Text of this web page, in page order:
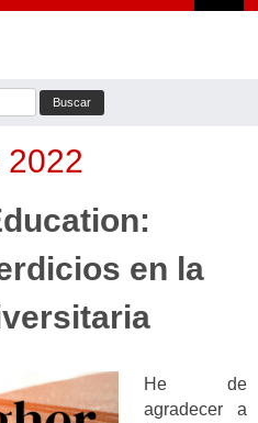
2022
en la
He de
agradecer a